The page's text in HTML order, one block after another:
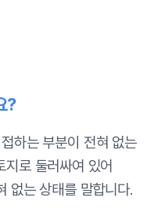
?
하는 부분이 전혀 없는
로 둘러싸여 있어
없는 상태를 말합니다.